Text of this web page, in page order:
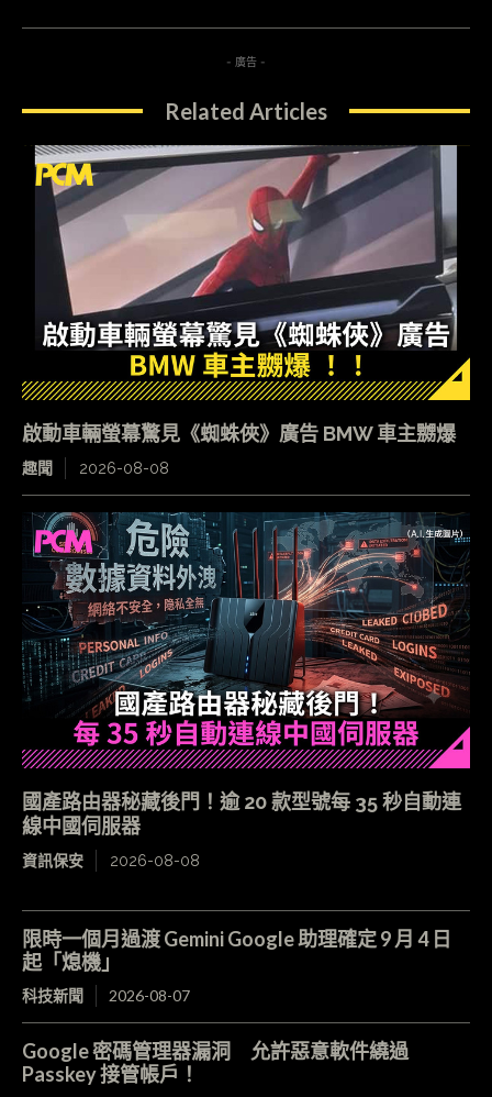
- 廣告 -
Related Articles
啟動車輛螢幕驚見《蜘蛛俠》廣告 BMW 車主嬲爆
趣聞 2026-08-08
國產路由器秘藏後門！逾 20 款型號每 35 秒自動連
線中國伺服器
資訊保安 2026-08-08
限時一個月過渡 Gemini Google 助理確定 9 月 4 日
起「熄機」
科技新聞 2026-08-07
Google 密碼管理器漏洞 允許惡意軟件繞過
Passkey 接管帳戶！